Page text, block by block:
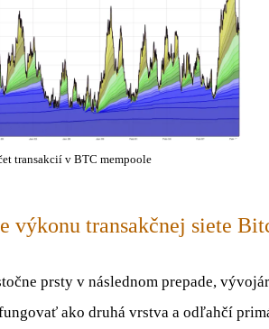
transakcií v BTC mempoole
výkonu transakčnej siete
prsty v následnom prepade,
ako druhá vrstva a odľahčí